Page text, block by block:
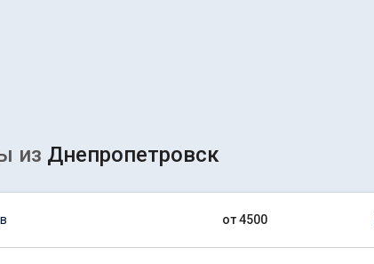
из Днепропетровск
от 4500